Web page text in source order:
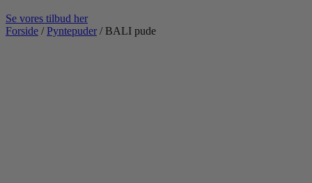
Se vores tilbud her
Forside /Pyntepuder / BALI pude